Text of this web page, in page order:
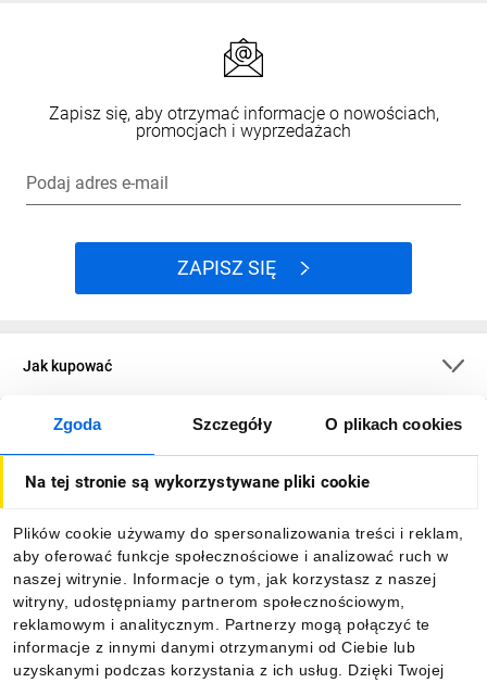
Zgoda Szczegóły O plikach cookies
Na tej stronie są wykorzystywane pliki cookie
Plików cookie używamy do spersonalizowania treści i reklam,
aby oferować funkcje społecznościowe i analizować ruch w
naszej witrynie. Informacje o tym, jak korzystasz z naszej
witryny, udostępniamy partnerom społecznościowym,
reklamowym i analitycznym. Partnerzy mogą połączyć te
informacje z innymi danymi otrzymanymi od Ciebie lub
uzyskanymi podczas korzystania z ich usług. Dzięki Twojej
Zapisz się, aby otrzymać informacje o nowościach,
promocjach i wyprzedażach
Podaj adres e-mail
ZAPISZ SIĘ
Jak kupować
O firmie
Informacje
Pobierz naszą aplikację mobilną: